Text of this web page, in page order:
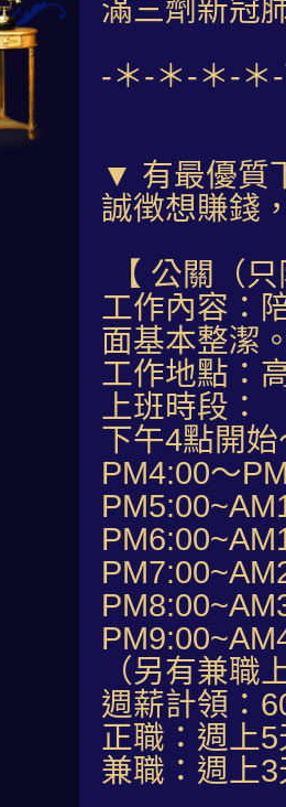
滿三劑新冠
-＊-＊-＊-＊
▼ 有最優質
誠徴想賺錢
【 公關（
工作內容：
面基本整潔
工作地點：
上班時段：
下午4點開始
PM4:00～
（另有兼職
週薪計領：
正職：週上
兼職：週上